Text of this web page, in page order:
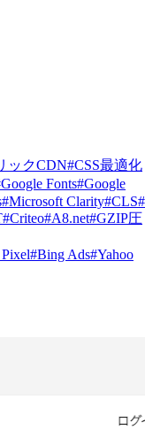
ックCDN#CSS最適化
Fonts#Google
#Microsoft Clarity#CLS#
#Criteo#A8.net#GZIP圧
#Bing Ads#Yahoo